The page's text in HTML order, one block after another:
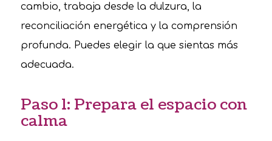
cambio, trabaja desde la dulzura, la
reconciliación energética y la comprensión
profunda. Puedes elegir la que sientas más
adecuada.
Paso 1: Prepara el espacio con
calma